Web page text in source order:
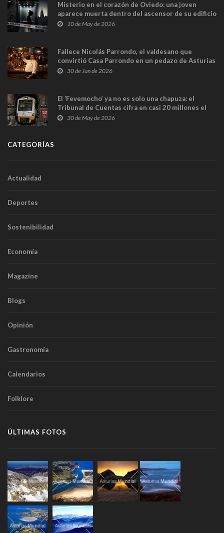
Misterio en el corazón de Oviedo: una joven
aparece muerta dentro del ascensor de su edificio
y las cámaras captan sus últimos minutos
10 de May de 2026
Fallece Nicolás Parrondo, el valdesano que
convirtió Casa Parrondo en un pedazo de Asturias
en Madrid
30 de Jun de 2026
El ‘Fevemocho’ ya no es solo una chapuza: el
Tribunal de Cuentas cifra en casi 20 millones el
sobrecoste de los trenes que no cabían por los
30 de May de 2026
CATEGORÍAS
Actualidad
Deportes
Sostenibilidad
Economía
Magazine
Blogs
Opinión
Gastronomía
Calendarios
Folklore
ÚLTIMAS FOTOS